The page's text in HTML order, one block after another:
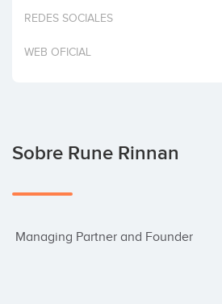
Invertir
REDES SOCIALES
WEB OFICIAL
Sobre Rune Rinnan
Managing Partner and Founder